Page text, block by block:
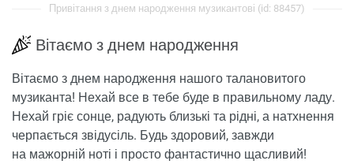
Привітання з днем ​​народження музикантові (id: 88457)
Вітаємо з днем ​​народження
Вітаємо з днем ​​народження нашого талановитого
музиканта! Нехай все в тебе буде в правильному ладу.
Нехай гріє сонце, радують близькі та рідні, а натхнення
черпається звідусіль. Будь здоровий, завжди
на мажорній ноті і просто фантастично щасливий!